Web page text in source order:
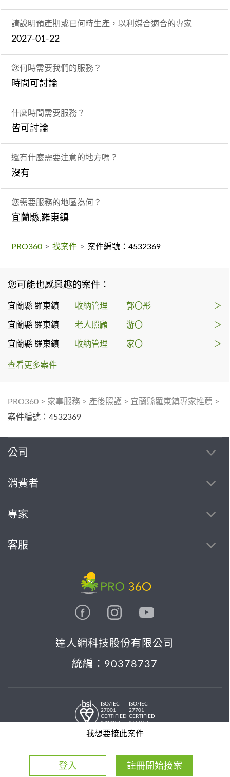
請說明預產期或已何時生產，以利媒合適合的專家
2027-01-22
您何時需要我們的服務？
時間可討論
什麼時間需要服務？
皆可討論
還有什麼需要注意的地方嗎？
沒有
您需要服務的地區為何？
宜蘭縣,羅東鎮
PRO360 > 找案件 > 案件編號：4532369
您可能也感興趣的案件：
宜蘭縣 羅東鎮 收納管理 郭〇彤 ＞
宜蘭縣 羅東鎮 老人照顧 游〇 ＞
宜蘭縣 羅東鎮 收納管理 家〇 ＞
查看更多案件
PRO360 > 家事服務 > 產後照護 > 宜蘭縣羅東鎮專家推薦 >
案件編號：4532369
我想要接此案件
登入 註冊開始接案
公司
消費者
專家
客服
達人網科技股份有限公司
統編：90378737
ISO/IEC
27001
CERTIFIED
IS 814197
ISO/IEC
27701
CERTIFIED
IS 814197
© 2026 PRO36O. All rights reserved.